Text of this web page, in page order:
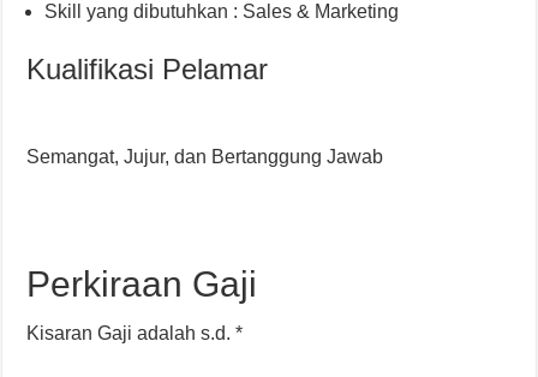
Skill yang dibutuhkan : Sales & Marketing
Kualifikasi Pelamar
Semangat, Jujur, dan Bertanggung Jawab
Perkiraan Gaji
Kisaran Gaji adalah s.d. *